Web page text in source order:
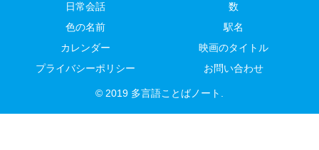
日常会話
数
色の名前
駅名
カレンダー
映画のタイトル
プライバシーポリシー
お問い合わせ
© 2019 多言語ことばノート.